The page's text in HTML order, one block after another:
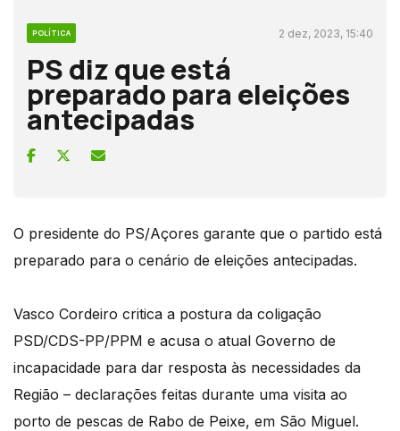
POLÍTICA 2 dez, 2023, 15:40
PS diz que está
preparado para eleições
antecipadas
O presidente do PS/Açores garante que o partido está
preparado para o cenário de eleições antecipadas.
Vasco Cordeiro critica a postura da coligação
PSD/CDS-PP/PPM e acusa o atual Governo de
incapacidade para dar resposta às necessidades da
Região – declarações feitas durante uma visita ao
porto de pescas de Rabo de Peixe, em São Miguel.